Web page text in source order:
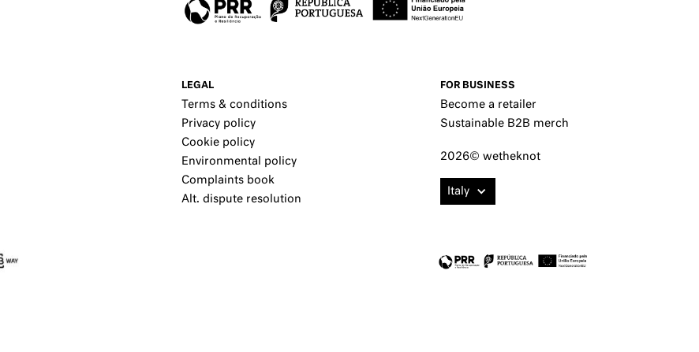
LEGAL
Terms & conditions
Privacy policy
Cookie policy
Environmental policy
Complaints book
Alt. dispute resolution
FOR BUSINESS
Become a retailer
Sustainable B2B merch
2026© wetheknot
Italy